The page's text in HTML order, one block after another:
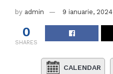
by admin 9 ianuarie, 2024
0
SHARES
CALENDAR